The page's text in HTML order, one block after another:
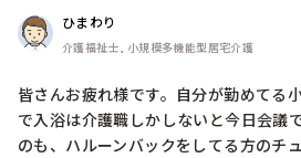
ひまわり
介護福祉士, 小規模多機能型居宅介護
皆さんお疲れ様です。自分が勤めてる
で入浴は介護職しかしないと今日会議
のも、ハルーンバックをしてる方のチ